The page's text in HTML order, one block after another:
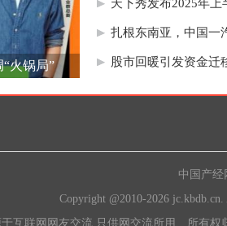
火锅局”
天下秀发布2025年
扎根东南亚，中国一
股市回暖引发资金迁
中国产经
Copyright @2010-2026
互联网网友交流,只供网交流所用、所有权